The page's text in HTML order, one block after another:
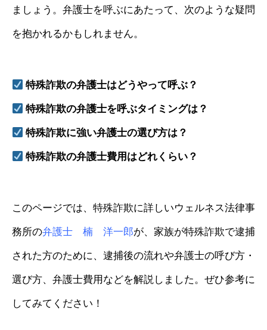
ましょう。弁護士を呼ぶにあたって、次のような疑問
を抱かれるかもしれません。
特殊詐欺の弁護士はどうやって呼ぶ？
特殊詐欺の弁護士を呼ぶタイミングは？
特殊詐欺に強い弁護士の選び方は？
特殊詐欺の弁護士費用はどれくらい？
このページでは、特殊詐欺に詳しいウェルネス法律事
務所の弁護士 楠 洋一郎が、家族が特殊詐欺で逮捕
された方のために、逮捕後の流れや弁護士の呼び方・
選び方、弁護士費用などを解説しました。ぜひ参考に
してみてください！